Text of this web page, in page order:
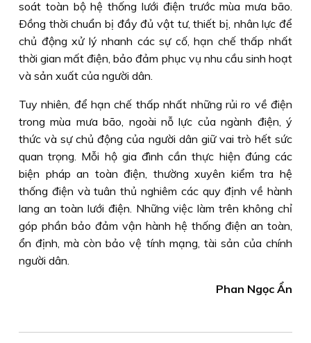
soát toàn bộ hệ thống lưới điện trước mùa mưa bão.
Ðồng thời chuẩn bị đầy đủ vật tư, thiết bị, nhân lực để
chủ động xử lý nhanh các sự cố, hạn chế thấp nhất
thời gian mất điện, bảo đảm phục vụ nhu cầu sinh hoạt
và sản xuất của người dân.
Tuy nhiên, để hạn chế thấp nhất những rủi ro về điện
trong mùa mưa bão, ngoài nỗ lực của ngành điện, ý
thức và sự chủ động của người dân giữ vai trò hết sức
quan trọng. Mỗi hộ gia đình cần thực hiện đúng các
biện pháp an toàn điện, thường xuyên kiểm tra hệ
thống điện và tuân thủ nghiêm các quy định về hành
lang an toàn lưới điện. Những việc làm trên không chỉ
góp phần bảo đảm vận hành hệ thống điện an toàn,
ổn định, mà còn bảo vệ tính mạng, tài sản của chính
người dân.
Phan Ngọc Ẩn